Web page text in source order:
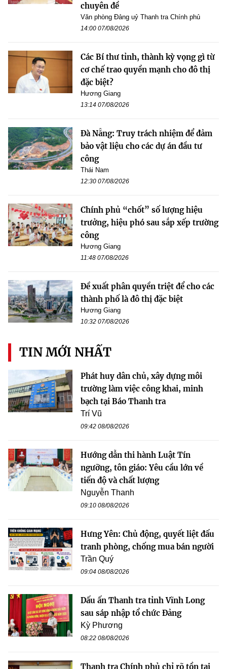
chuyên đề
Văn phòng Đảng uỷ Thanh tra Chính phủ
14:00 07/08/2026
Các Bí thư tỉnh, thành kỳ vọng gì từ
cơ chế trao quyền mạnh cho đô thị
đặc biệt?
Hương Giang
13:14 07/08/2026
Đà Nẵng: Truy trách nhiệm để đảm
bảo vật liệu cho các dự án đầu tư
công
Thái Nam
12:30 07/08/2026
Chính phủ “chốt” số lượng hiệu
trưởng, hiệu phó sau sắp xếp trường
công
Hương Giang
11:48 07/08/2026
Đề xuất phân quyền triệt để cho các
thành phố là đô thị đặc biệt
Hương Giang
10:32 07/08/2026
TIN MỚI NHẤT
Phát huy dân chủ, xây dựng môi
trường làm việc công khai, minh
bạch tại Báo Thanh tra
Trí Vũ
09:42 08/08/2026
Hướng dẫn thi hành Luật Tín
ngưỡng, tôn giáo: Yêu cầu lớn về
tiến độ và chất lượng
Nguyễn Thanh
09:10 08/08/2026
Hưng Yên: Chủ động, quyết liệt đấu
tranh phòng, chống mua bán người
Trần Quý
09:04 08/08/2026
Dấu ấn Thanh tra tỉnh Vĩnh Long
sau sáp nhập tổ chức Đảng
Kỳ Phương
08:22 08/08/2026
Thanh tra Chính phủ chỉ rõ tồn tại